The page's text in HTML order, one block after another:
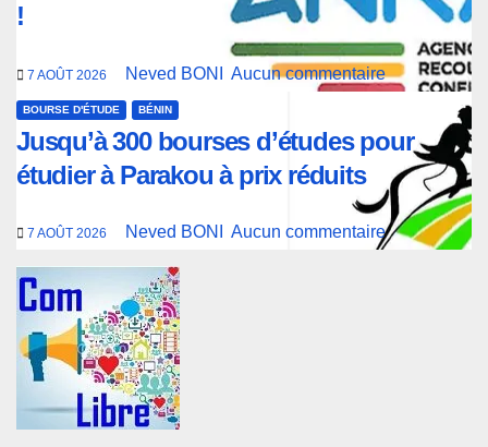
!
7 AOÛT 2026 Neved BONI Aucun commentaire
BOURSE D'ÉTUDE BÉNIN
Jusqu’à 300 bourses d’études pour
étudier à Parakou à prix réduits
7 AOÛT 2026 Neved BONI Aucun commentaire